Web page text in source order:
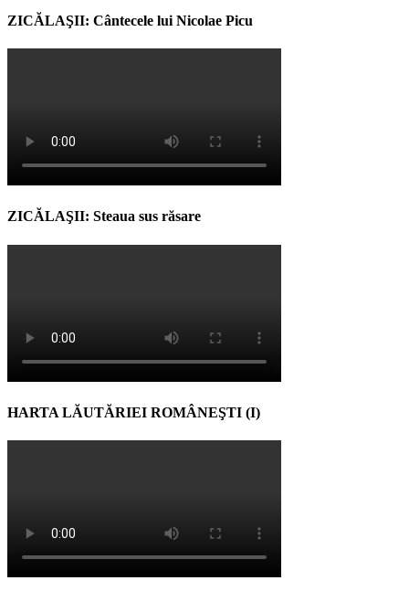
ZICĂLAŞII: Cântecele lui Nicolae Picu
ZICĂLAŞII: Steaua sus răsare
HARTA LĂUTĂRIEI ROMÂNEŞTI (I)